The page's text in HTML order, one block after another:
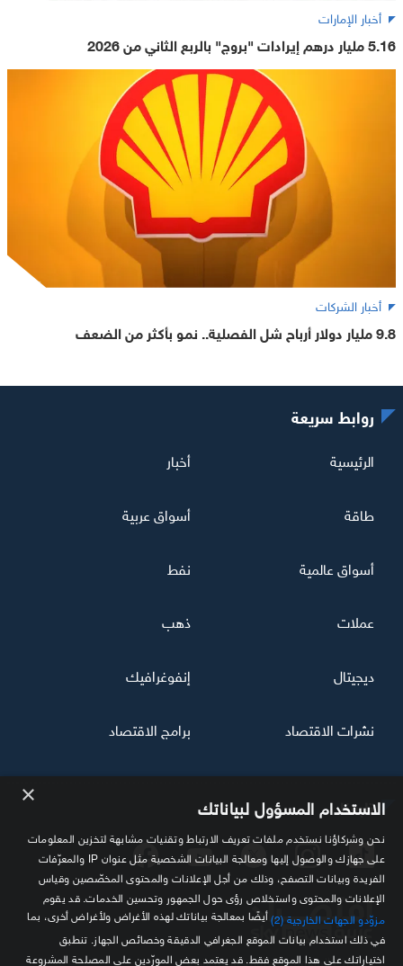
أخبار الإمارات
5.16 مليار درهم إيرادات "بروج" بالربع الثاني من 2026
أخبار الشركات
9.8 مليار دولار أرباح شل الفصلية.. نمو بأكثر من الضعف
تابعنا
مصدرك الموثوق للمعلومة الاقتصادية
روابط سريعة
الرئيسية أخبار
طاقة أسواق عربية
أسواق عالمية نفط
عملات ذهب
ديجيتال إنفوغرافيك
نشرات الاقتصاد برامج الاقتصاد
× الاستخدام المسؤول لبياناتك
نحن وشركاؤنا نستخدم ملفات تعريف الارتباط وتقنيات مشابهة لتخزين المعلومات
على جهازك والوصول إليها ومعالجة البيانات الشخصية مثل عنوان IP والمعرّفات
الفريدة وبيانات التصفح، وذلك من أجل الإعلانات والمحتوى المخصّصين وقياس
الإعلانات والمحتوى واستخلاص رؤى حول الجمهور وتحسين الخدمات. قد يقوم
مزوّدو الجهات الخارجية (2)
أيضًا بمعالجة بياناتك لهذه الأغراض ولأغراض أخرى، بما
في ذلك استخدام بيانات الموقع الجغرافي الدقيقة وخصائص الجهاز. تنطبق
اختياراتك على هذا الموقع فقط. قد يعتمد بعض المورّدين على المصلحة المشروعة